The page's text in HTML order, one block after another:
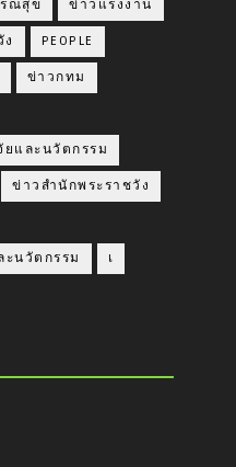
ณสุข ข่าวแรงงาน
PEOPLE
ข่าวกทม
และนวัตกรรม
ข่าวสำนักพระราชวัง
นวัตกรรม เ